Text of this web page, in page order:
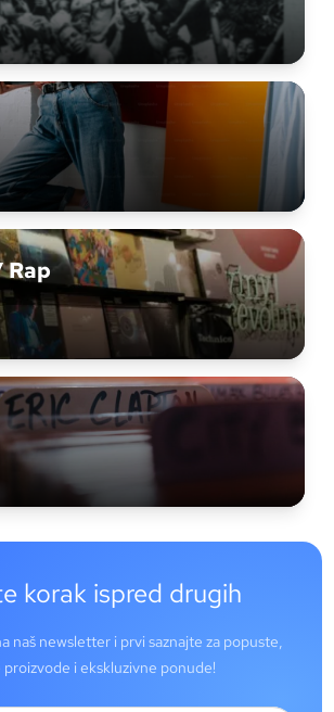
Rap
korak ispred drugih
naš newsletter i prvi saznajte za popuste,
proizvode i ekskluzivne ponude!